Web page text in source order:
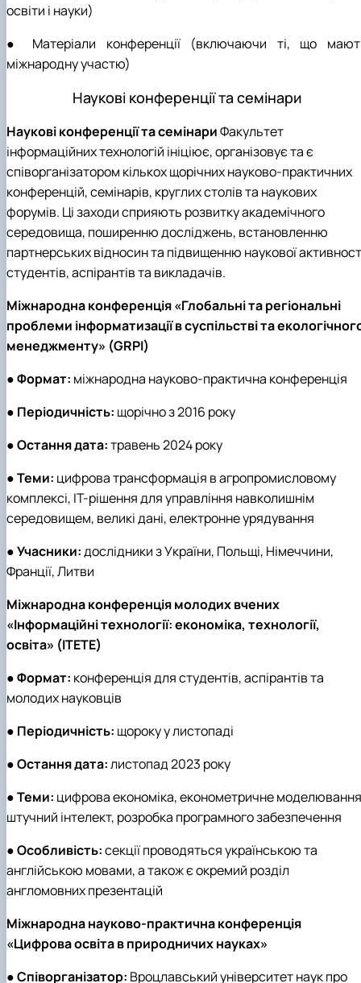
освіти і науки)
● Матеріали конференції (включаючи ті, що
міжнародну участю)
Наукові конференції та семінари
Наукові конференції та семінариФакультет
інформаційних технологій ініціює, організовує та є
співорганізатором кількох щорічних науково-практичних
конференцій, семінарів, круглих столів та наукових
форумів. Ці заходи сприяють розвитку академічного
середовища, поширенню досліджень, встановленню
партнерських відносин та підвищенню наукової
студентів, аспірантів та викладачів.
Міжнародна конференція «Глобальні та регіональні
проблеми інформатизації в суспільстві та
менеджменту» (GRPI)
●Формат: міжнародна науково-практична конференція
● Періодичність: щорічно з 2016 року
●Остання дата:травень 2024 року
●Теми: цифрова трансформація в агропромисловому
комплексі, ІТ-рішення для управління навколишнім
середовищем, великі дані, електронне урядування
●Учасники:дослідники з України, Польщі, Німеччини,
Франції, Литви
Міжнародна конференція молодих вчених
«Інформаційні технології: економіка, технології,
освіта» (ITETE)
●Формат: конференція для студентів, аспірантів та
молодих науковців
● Періодичність: щороку у листопаді
●Остання дата:листопад 2023 року
●Теми: цифрова економіка, економетричне
штучний інтелект, розробка програмного забезпечення
●Особливість:секції проводяться українською та
англійською мовами, а також є окремий розділ
англомовних презентацій
Міжнародна науково-практична конференція
«Цифрова освіта в природничих науках»
●Співорганізатор: Вроцлавський університет наук про